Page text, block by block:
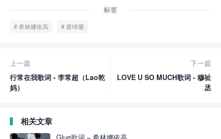
标签
希林娜依高 黄绮珊
上一篇
行常在我歌词 - 李常超（Lao乾
妈）
下一篇
LOVE U SO MUCH歌词 - 穆祉
丞
相关文章
Glue歌词 – 希林娜依高